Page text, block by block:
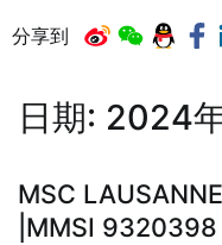
分享到
日期: 2024
MSC
|MMSI 9320398